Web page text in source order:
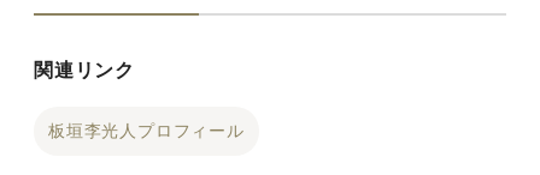
関連リンク
板垣李光人プロフィール